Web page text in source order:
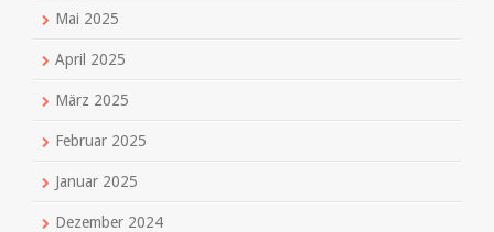
Mai 2025
April 2025
März 2025
Februar 2025
Januar 2025
Dezember 2024